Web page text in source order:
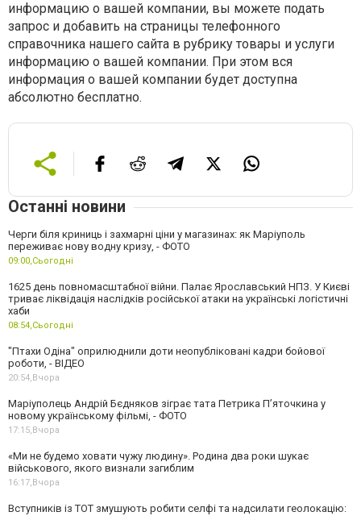
информацию о вашей компании, вы можете подать
запрос и добавить на страницы телефонного
справочника нашего сайта в рубрику товары и услуги
информацию о вашей компании. При этом вся
информация о вашей компании будет доступна
абсолютно бесплатно.
Останні новини
Черги біля криниць і захмарні ціни у магазинах: як Маріуполь
переживає нову водну кризу, - ФОТО
09:00,Сьогодні
1625 день повномасштабної війни. Палає Ярославський НПЗ. У Києві
триває ліквідація наслідків російської атаки на українські логістичні
хаби
08:54,Сьогодні
"Птахи Одіна" оприлюднили доти неопубліковані кадри бойової
роботи, - ВІДЕО
20:54,Вчора
Маріуполець Андрій Бєдняков зіграє тата Петрика П’яточкина у
новому українському фільмі, - ФОТО
17:15,Вчора
«Ми не будемо ховати чужу людину». Родина два роки шукає
військового, якого визнали загиблим
16:17,Вчора
Вступників із ТОТ змушують робити селфі та надсилати геолокацію: